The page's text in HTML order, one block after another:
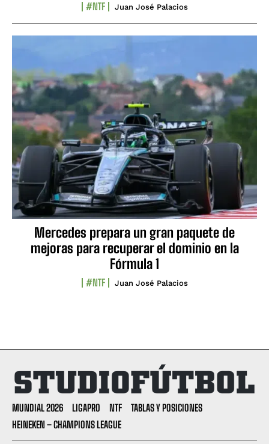
#NTF Juan José Palacios
Mercedes prepara un gran paquete de
mejoras para recuperar el dominio en la
Fórmula 1
#NTF Juan José Palacios
MUNDIAL 2026 LIGAPRO NTF
TABLAS Y POSICIONES
HEINEKEN – CHAMPIONS LEAGUE